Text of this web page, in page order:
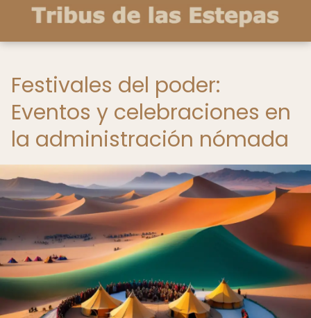
Festivales del poder:
Eventos y celebraciones en
la administración nómada